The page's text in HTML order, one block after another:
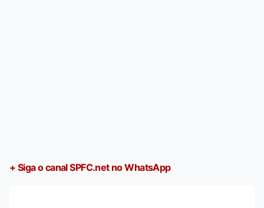
+ Siga o canal SPFC.net no WhatsApp